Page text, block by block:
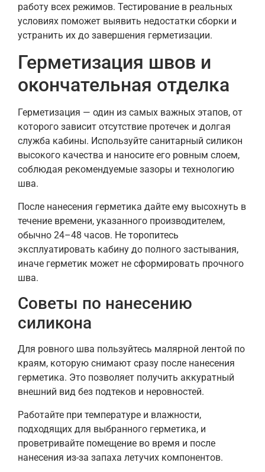
работу всех режимов. Тестирование в реальных
условиях поможет выявить недостатки сборки и
устранить их до завершения герметизации.
Герметизация швов и
окончательная отделка
Герметизация — один из самых важных этапов, от
которого зависит отсутствие протечек и долгая
служба кабины. Используйте санитарный силикон
высокого качества и наносите его ровным слоем,
соблюдая рекомендуемые зазоры и технологию
шва.
После нанесения герметика дайте ему высохнуть в
течение времени, указанного производителем,
обычно 24–48 часов. Не торопитесь
эксплуатировать кабину до полного застывания,
иначе герметик может не сформировать прочного
шва.
Советы по нанесению
силикона
Для ровного шва пользуйтесь малярной лентой по
краям, которую снимают сразу после нанесения
герметика. Это позволяет получить аккуратный
внешний вид без подтеков и неровностей.
Работайте при температуре и влажности,
подходящих для выбранного герметика, и
проветривайте помещение во время и после
нанесения из-за запаха летучих компонентов.